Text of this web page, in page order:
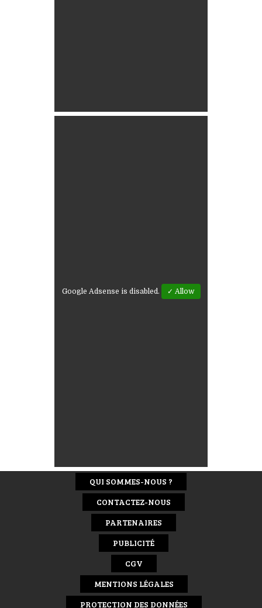
Google Adsense is disabled. ✓ Allow
QUI SOMMES-NOUS ?
CONTACTEZ-NOUS
PARTENAIRES
PUBLICITÉ
CGV
MENTIONS LÉGALES
PROTECTION DES DONNÉES